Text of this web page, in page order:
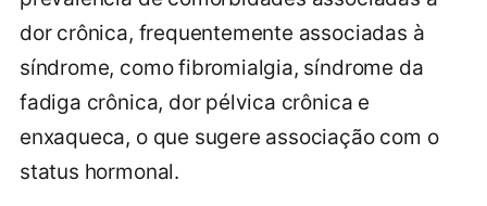
dor crônica, frequentemente associadas à
síndrome, como fibromialgia, síndrome da
fadiga crônica, dor pélvica crônica e
enxaqueca, o que sugere associação com o
status hormonal.